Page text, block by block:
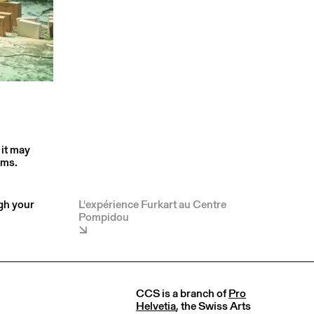
may
your L'expérience Furkart au Centre
Pompidou
CCS is a branch ofPro
Helvetia, the Swiss Arts